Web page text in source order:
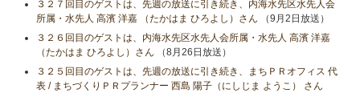
３２７回目のゲストは、先週の放送に引き続き、内海水先区水先人会
所属・水先人 高濱 洋嘉 （たかはま ひろよし）さん （9月2日放送）
３２６回目のゲストは、内海水先区水先人会所属・水先人 高濱 洋嘉
（たかはま ひろよし）さん （8月26日放送）
３２５回目のゲストは、先週の放送に引き続き、まちＰＲオフィス 代
表 / まちづくりＰＲプランナー 西島 陽子（にしじま ようこ） さん